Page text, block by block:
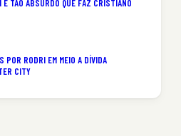
TÃO ABSURDO QUE FAZ CRISTIANO
POR RODRI EM MEIO A DÍVIDA
CITY